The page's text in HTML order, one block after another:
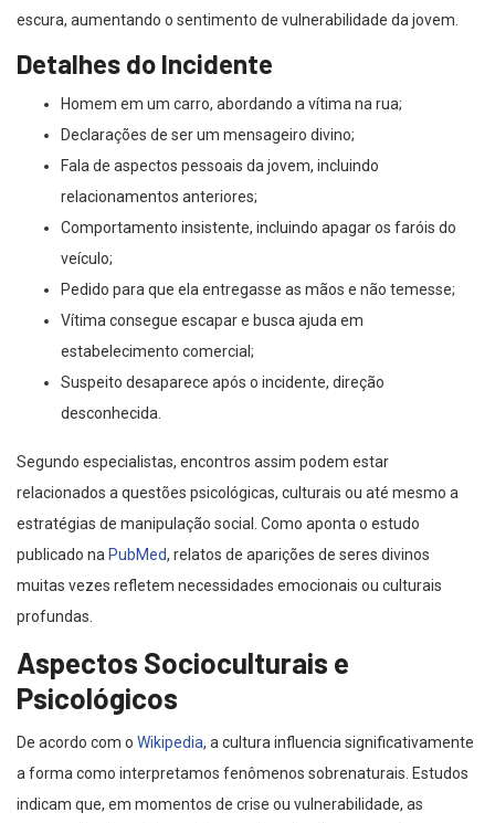
escura, aumentando o sentimento de vulnerabilidade da jovem.
Detalhes do Incidente
Homem em um carro, abordando a vítima na rua;
Declarações de ser um mensageiro divino;
Fala de aspectos pessoais da jovem, incluindo
relacionamentos anteriores;
Comportamento insistente, incluindo apagar os faróis do
veículo;
Pedido para que ela entregasse as mãos e não temesse;
Vítima consegue escapar e busca ajuda em
estabelecimento comercial;
Suspeito desaparece após o incidente, direção
desconhecida.
Segundo especialistas, encontros assim podem estar
relacionados a questões psicológicas, culturais ou até mesmo a
estratégias de manipulação social. Como aponta o estudo
publicado na PubMed, relatos de aparições de seres divinos
muitas vezes refletem necessidades emocionais ou culturais
profundas.
Aspectos Socioculturais e
Psicológicos
De acordo com o Wikipedia, a cultura influencia significativamente
a forma como interpretamos fenômenos sobrenaturais. Estudos
indicam que, em momentos de crise ou vulnerabilidade, as